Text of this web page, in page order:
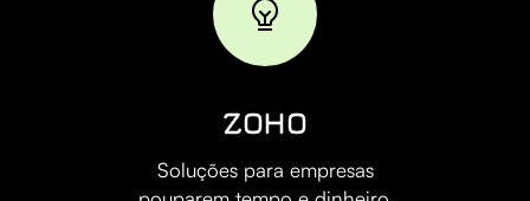
ZOHO
Soluções para empresas